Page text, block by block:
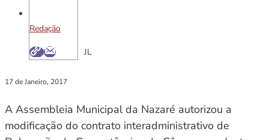
Redação
JL
17 de Janeiro, 2017
A Assembleia Municipal da Nazaré autorizou a
modificação do contrato interadministrativo de